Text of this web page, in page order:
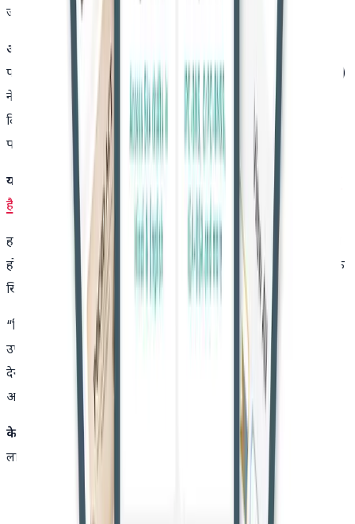
जोड़ता हो।
आवेदक के वकील ने दलील दी
पर कोई आपत्तिजनक सामग्री नहीं मिली, जबकि
सरकारी वकील (एजीए)
ने केस डायरी का हवाला देते हुए कहा कि सामग्री को बाद में डिलीट कर
दिया गया था, लेकिन वह व्हाट्सएप और अन्य सोशल मीडिया प्लेटफॉर्म्स
पर उपलब्ध थी।
यह भी पढ़ें:
मध्यस्थता न्यायाधिकरण उस पक्ष के खिलाफ आगे बढ़ सकता
है जिसे धारा 21 नोटिस नहीं दिया गया था: सुप्रीम कोर्ट का
हालांकि, कोर्ट ने माना कि ऐसा कोई ठोस सबूत नहीं है जिससे यह साबित
हो सके कि आवेदक ने कोई अपराध किया है, और इसीलिए कोर्ट ने उसके
खिलाफ
मामला खारिज कर दिया
“रिकॉर्ड में उपलब्ध सामग्री से यह प्रतीत होता है कि कोई ऐसा संदेश
उपलब्ध नहीं है जो भड़काऊ हो, और केवल किसी संदेश को लाइक कर
देना आईटी एक्ट की धारा 67 या किसी अन्य आपराधिक अपराध को
आकर्षित नहीं करता,” कोर्ट ने निष्कर्ष निकाला।
केस का शीर्षक -
इमरान खान बनाम उत्तर प्रदेश राज्य और अन्य 2025
लाइव लॉ (एबी) 138